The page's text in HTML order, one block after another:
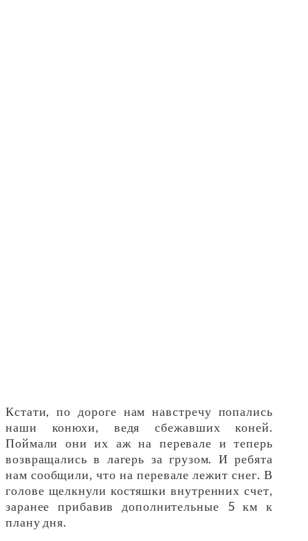
Кстати, по дороге нам навстречу попались
наши конюхи, ведя сбежавших коней.
Поймали они их аж на перевале и теперь
возвращались в лагерь за грузом. И ребята
нам сообщили, что на перевале лежит снег. В
голове щелкнули костяшки внутренних счет,
заранее прибавив дополнительные 5 км к
плану дня.